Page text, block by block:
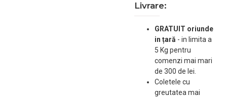
refacerea capilarelor,
microcirculatia si elimina
apa si toxinele din
tesuturi.
Nu contine parabeni,
parfum si coloranti.
Cantitate: 500g
Livrare:
GRATUIT oriunde
in țară - in limita a
5 Kg pentru
comenzi mai mari
de 300 de lei.
Coletele cu
greutatea mai